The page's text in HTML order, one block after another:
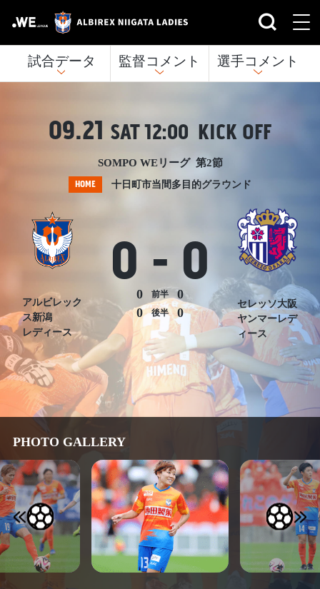
試合データ 監督コメント 選手コメント
09.21 SAT12:00 KICK OFF
SOMPO WEリーグ 第2節
HOME 十日町市当間多目的グラウンド
アルビレック
ス新潟
レディース
0 - 0
セレッソ大阪
ヤンマーレデ
ィース
0 前半
0
0
後半 0
PHOTO GALLERY